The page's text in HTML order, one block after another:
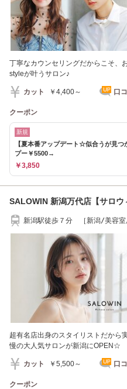
丁寧なカウンセリングだからこそ
styleが叶うサロン♪
カット ￥4,400～ 口
クーポン
新規
【夏本番アップデート☆似合うが見
プー￥5500→
￥3,850
SALOWIN 新潟万代店【サロウ
新潟駅徒歩７分 ［新潟/美容
超有名店出身のスタイリストだから
慢の大人気サロンが新潟にOPEN☆
カット ￥5,500～ 口
クーポン